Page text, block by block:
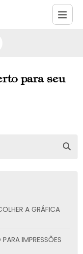
PARA SEU MATERIAL
para seu